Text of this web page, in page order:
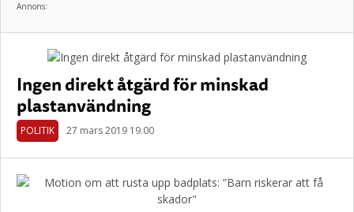
Annons:
Ingen direkt åtgärd för minskad
plastanvändning
POLITIK 27 mars 2019 19.00